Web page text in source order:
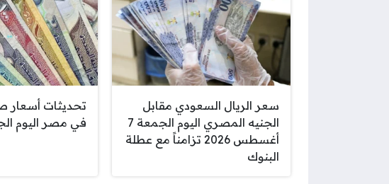
سعر الريال السعودي مقابل
الجنيه المصري اليوم الجمعة 7
أغسطس 2026 تزامناً مع عطلة
البنوك
تحديثات أسعار
في مصر اليوم